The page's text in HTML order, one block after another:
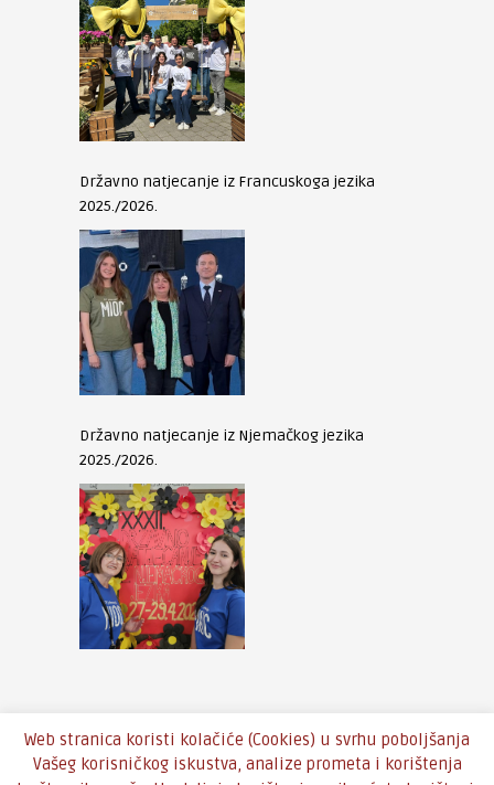
Državno natjecanje iz Francuskoga jezika
2025./2026.
Državno natjecanje iz Njemačkog jezika
2025./2026.
Web stranica koristi kolačiće (Cookies) u svrhu poboljšanja
Vašeg korisničkog iskustva, analize prometa i korištenja